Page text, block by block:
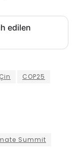
edilen
Çin
COP25
Summit